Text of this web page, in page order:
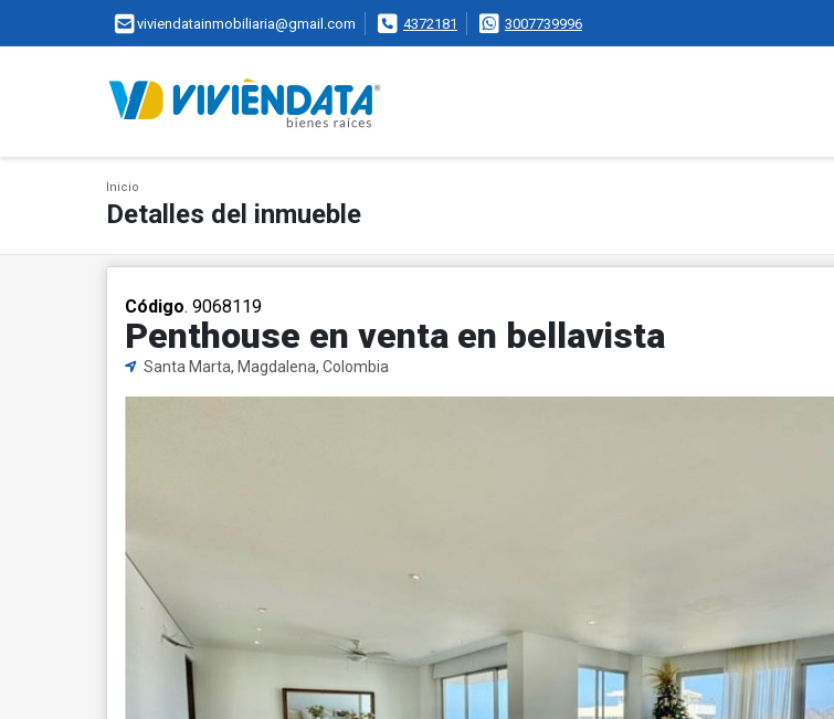
viviendatainmobiliaria@gmail.com 4372181 3007739996
Inicio
Detalles del inmueble
Código. 9068119
Penthouse en venta en bellavista
Santa Marta, Magdalena, Colombia